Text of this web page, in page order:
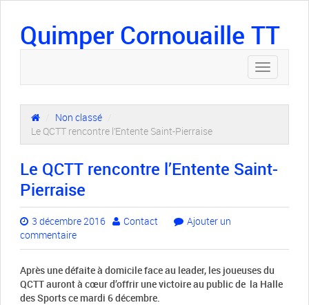
Quimper Cornouaille TT
Toggle
navigation
Non classé
Le QCTT rencontre l’Entente Saint-Pierraise
Le QCTT rencontre l’Entente Saint-
Pierraise
3 décembre 2016 Contact
Ajouter un
commentaire
Après une défaite à domicile face au leader, les joueuses du
QCTT auront à cœur d’offrir une victoire au public de la Halle
des Sports ce mardi 6 décembre.